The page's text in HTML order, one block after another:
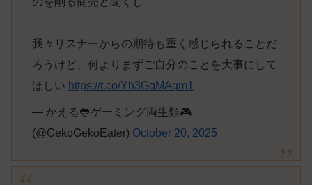
我々リスナーからの期待も重く感じられることだ
ろうけど、何よりまずご自分のことを大事にして
ほしい https://t.co/Yh3GqMAqm1
— かえる🐸ゲーミング両生類🎮
(@GekoGekoEater) October 20, 2025